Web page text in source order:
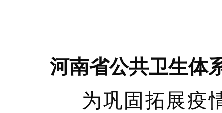
河南省公共卫生体
为巩固拓展疫情